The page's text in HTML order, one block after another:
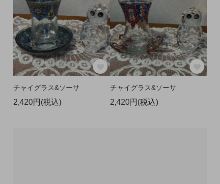
チャイグラス&ソーサ
2,420円(税込)
チャイグラス&ソーサ
2,420円(税込)